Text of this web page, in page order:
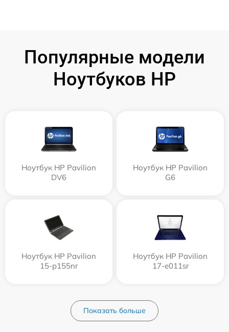
Популярные модели
Ноутбуков HP
Ноутбук HP Pavilion
DV6
Ноутбук HP Pavilion
G6
Ноутбук HP Pavilion
15-p155nr
Ноутбук HP Pavilion
17-e011sr
Показать больше